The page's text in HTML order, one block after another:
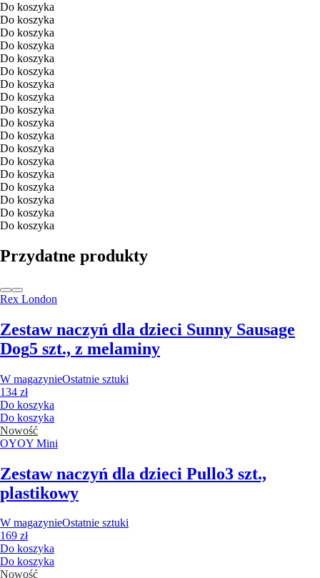
Do koszyka
Do koszyka
Do koszyka
Do koszyka
Do koszyka
Do koszyka
Do koszyka
Do koszyka
Do koszyka
Do koszyka
Do koszyka
Do koszyka
Do koszyka
Do koszyka
Do koszyka
Do koszyka
Do koszyka
Do koszyka
Przydatne produkty
Rex London
Zestaw naczyń dla dzieci Sunny Sausage
Dog5 szt., z melaminy
W magazynieOstatnie sztuki
134 zł
Do koszyka
Do koszyka
Nowość
OYOY Mini
Zestaw naczyń dla dzieci Pullo3 szt.,
plastikowy
W magazynieOstatnie sztuki
169 zł
Do koszyka
Do koszyka
Nowość